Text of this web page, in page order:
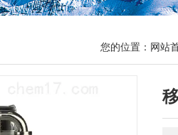
您的位置： 网站